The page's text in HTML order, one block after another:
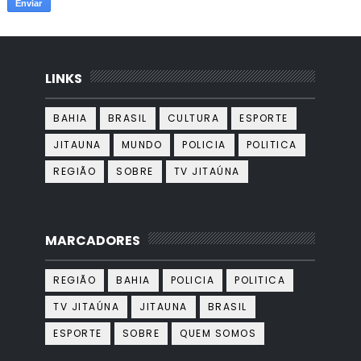
LINKS
BAHIA BRASIL CULTURA
ESPORTE
JITAUNA
MUNDO POLICIA
POLITICA
REGIÃO
SOBRE TV JITAÚNA
MARCADORES
REGIÃO BAHIA POLICIA
POLITICA
TV JITAÚNA
JITAUNA
BRASIL
ESPORTE
SOBRE QUEM SOMOS